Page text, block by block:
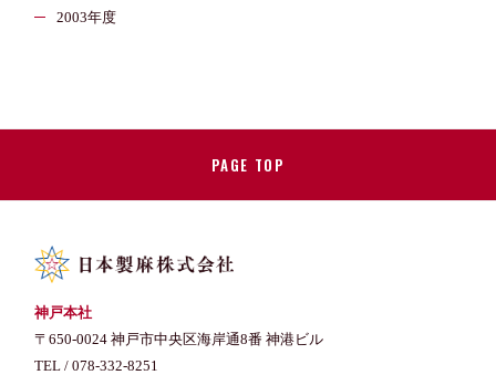
2003年度
PAGE TOP
神戸本社
〒650-0024 神戸市中央区海岸通8番 神港ビル
TEL /078-332-8251